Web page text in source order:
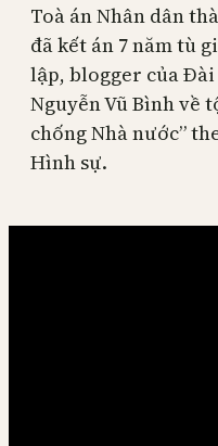
Toà án Nhân dân
đã kết án 7 năm tù
lập, blogger của Đài
Nguyễn Vũ Bình về
chống Nhà nước”
Hình sự.